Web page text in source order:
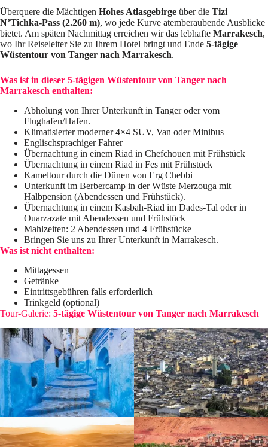
Überquere die Mächtigen Hohes Atlasgebirge über die Tizi
N’Tichka-Pass (2.260 m), wo jede Kurve atemberaubende Ausblicke
bietet. Am späten Nachmittag erreichen wir das lebhafte Marrakesch,
wo Ihr Reiseleiter Sie zu Ihrem Hotel bringt und Ende 5-tägige
Wüstentour von Tanger nach Marrakesch.
Was ist in dieser 5-tägigen Wüstentour von Tanger nach
Marrakesch enthalten:
Abholung von Ihrer Unterkunft in Tanger oder vom
Flughafen/Hafen.
Klimatisierter moderner 4×4 SUV, Van oder Minibus
Englischsprachiger Fahrer
Übernachtung in einem Riad in Chefchouen mit Frühstück
Übernachtung in einem Riad in Fes mit Frühstück
Kameltour durch die Dünen von Erg Chebbi
Unterkunft im Berbercamp in der Wüste Merzouga mit
Halbpension (Abendessen und Frühstück).
Übernachtung in einem Kasbah-Riad im Dades-Tal oder in
Ouarzazate mit Abendessen und Frühstück
Mahlzeiten: 2 Abendessen und 4 Frühstücke
Bringen Sie uns zu Ihrer Unterkunft in Marrakesch.
Was ist nicht enthalten:
Mittagessen
Getränke
Eintrittsgebühren falls erforderlich
Trinkgeld (optional)
Tour-Galerie: 5-tägige Wüstentour von Tanger nach Marrakesch